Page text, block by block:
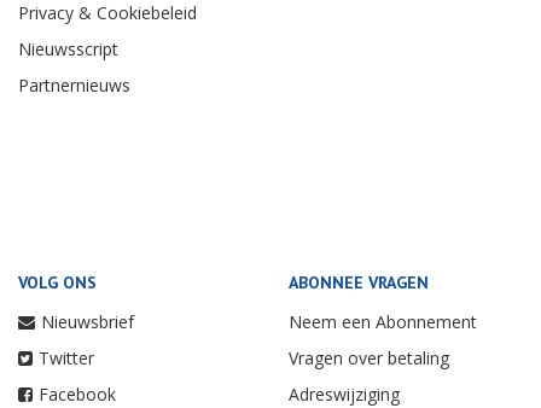
Privacy & Cookiebeleid
Nieuwsscript
Partnernieuws
VOLG ONS
Nieuwsbrief
Twitter
Facebook
ABONNEE VRAGEN
Neem een Abonnement
Vragen over betaling
Adreswijziging